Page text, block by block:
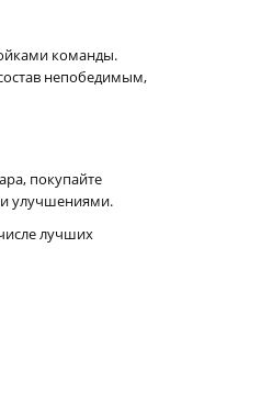
команды.
непобедимым,
покупайте
и улучшениями.
лучших